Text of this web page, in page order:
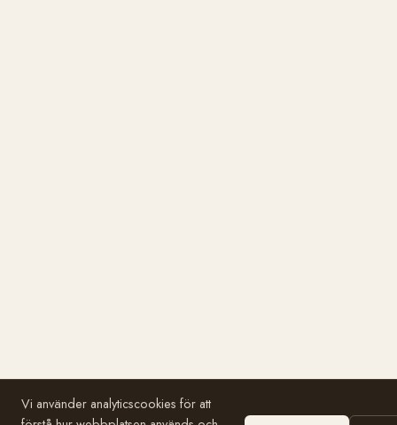
Vi använder analyticscookies för att